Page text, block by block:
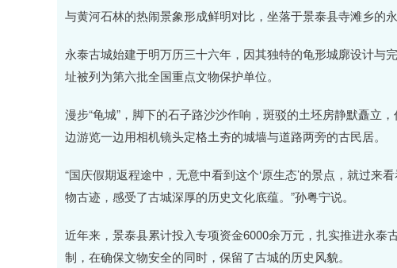
与黄河石林的热闹景象形成鲜明对比，坐落于景泰县寺滩乡的
永泰古城始建于明万历三十六年，因其独特的龟形城廓设计与
址被列为第六批全国重点文物保护单位。
漫步“龟城”，脚下的石子路沙沙作响，斑驳的土坯房静默矗立
边游览一边用相机镜头定格土夯的城墙与道路两旁的古民居。
“国庆假期返程途中，无意中看到这个‘原生态’的景点，就过
物古迹，感受了古城深厚的历史文化底蕴。”孙粤宁说。
近年来，景泰县累计投入专项资金6000余万元，扎实推进永
制，在确保文物安全的同时，保留了古城的历史风貌。